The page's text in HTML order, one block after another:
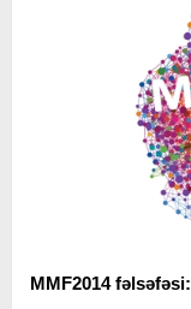
MMF2014 fəlsəfəsi: